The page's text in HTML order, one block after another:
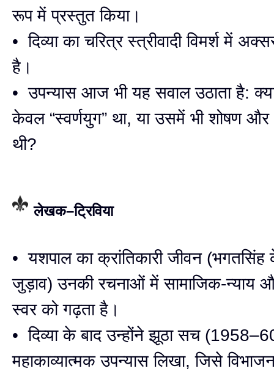
रूप में प्रस्तुत किया।
• दिव्या का चरित्र स्त्रीवादी विमर्श में
है।
• उपन्यास आज भी यह सवाल उठाता है:
केवल “स्वर्णयुग” था, या उसमें भी शोषण
थी?
लेखक–ट्रिविया
• यशपाल का क्रांतिकारी जीवन (भगतसिंह
जुड़ाव) उनकी रचनाओं में सामाजिक-न्याय और
स्वर को गढ़ता है।
• दिव्या के बाद उन्होंने झूठा सच
महाकाव्यात्मक उपन्यास लिखा, जिसे